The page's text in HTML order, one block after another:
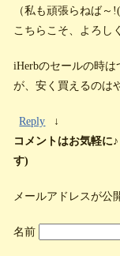
（私も頑張らねば～
こちらこそ、よろし
iHerbのセールの時
が、安く買えるのは
Reply
↓
コメントはお気軽に
す)
メールアドレスが公
名前